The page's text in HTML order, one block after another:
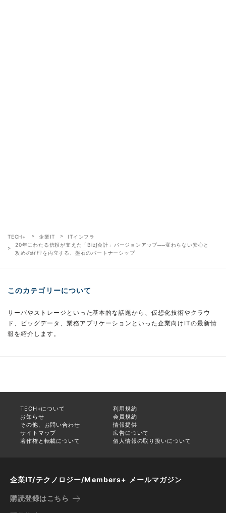
TECH+ 企業IT
ITインフラ
20年にわたる信頼が支えた「Biz∫会計」バージョンアップ──変わらない安心と
攻めの経理を両立する、盤石のパートナーシップ
このカテゴリーについて
サーバやストレージといった基本的な話題から、仮想化技術やクラウ
ド、ビッグデータ、業務アプリケーションといった企業向けITの最新情
報を紹介します。
TECH+について
利用規約
お知らせ
会員規約
その他、お問い合わせ
情報提供
サイトマップ
広告について
著作権と転載について
個人情報の取り扱いについて
企業IT/テクノロジー/Members+ メールマガジン
購読登録はこちら